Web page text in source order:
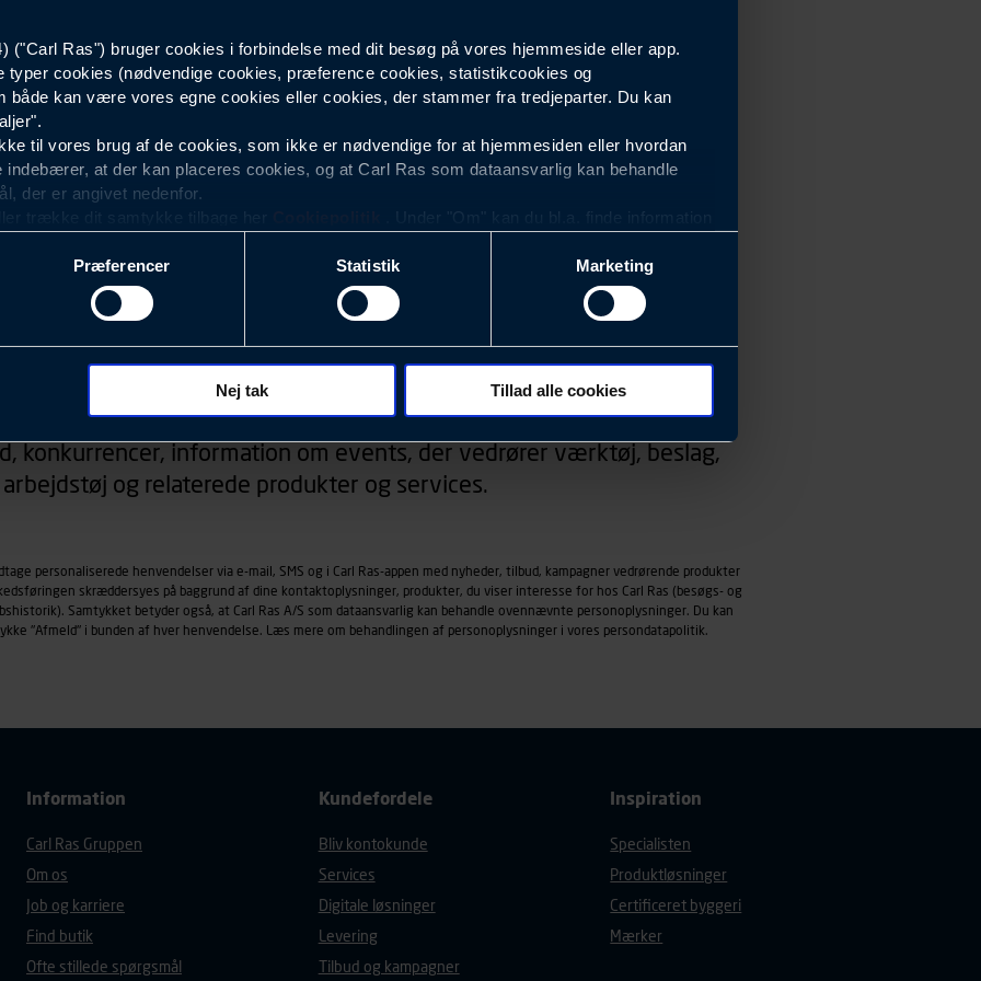
("Carl Ras") bruger cookies i forbindelse med dit besøg på vores hjemmeside eller app.
typer cookies (nødvendige cookies, præference cookies, statistikcookies og
både kan være vores egne cookies eller cookies, der stammer fra tredjeparter. Du kan
til vores brug af de cookies, som ikke er nødvendige for at hjemmesiden eller hvordan
indebærer, at der kan placeres cookies, og at Carl Ras som dataansvarlig kan behandle
der er angivet nedenfor.
trække dit samtykke tilbage her
. Under "Om" kan du bl.a. finde information
med det formål at optimere design, brugervenlighed og effektiviteten af vores
analyser af, hvilke oplysninger der er mest populære, og som derfor skal være nemme at
hvad der klikkes på, sider/indhold der besøges, browsertype, søgeord, IP-adresse,
(computer, smartphone mv.) samt de features, der anvendes.
sig på. Til dette formål behandles der personoplysninger om dit foretrukne sprog, og den
af vores platforme (hjemmeside og app), herunder færden på siderne, tidspunkt, hvad der
browsertype, søgeord, IP-adresse, informationer om enhedstype (computer,
der anvendes.
Præferencer Statistik Marketing
Nej tak Tillad alle cookies
Herre
Nyhedsbrev
konkurrencer, information om events, der vedrører værktøj, beslag,
arbejdstøj og relaterede produkter og services.
personaliserede henvendelser via e-mail, SMS og i Carl Ras-appen med nyheder, tilbud, kampagner vedrørende produkter
skræddersyes på baggrund af dine kontaktoplysninger, produkter, du viser interesse for hos Carl Ras (besøgs- og
Samtykket betyder også, at Carl Ras A/S som dataansvarlig kan behandle ovennævnte personoplysninger. Du kan
"Afmeld" i bunden af hver henvendelse. Læs mere om behandlingen af personoplysninger i vores persondatapolitik.
Information
Carl Ras Gruppen
Om os
Job og karriere
Find butik
Ofte stillede spørgsmål
Kundefordele
Bliv kontokunde
Services
Digitale løsninger
Levering
Tilbud og kampagner
Inspiration
Specialisten
Produktløsninger
Certificeret byggeri
Mærker